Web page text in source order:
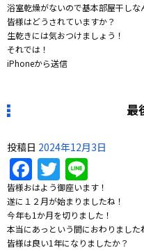
浴室乾燥がないので基本部屋干しな
皆様はどうされていますか？
生乾きには気おつけましょう！
それでは！
iPhoneから送信
最
投稿日 2024年12月3日
Facebook
Twitter
皆様おはよう御座います！
遂に１２月が始まりましたね！
今年も1か月を切りました！
本当にあっという間におわりました
皆様は良い1年になりましたか？